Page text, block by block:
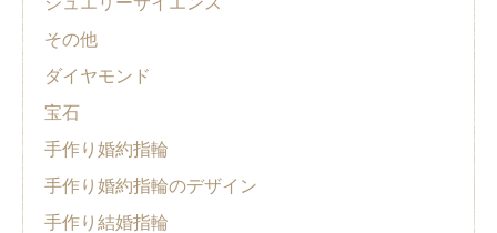
その他
ダイヤモンド
宝石
手作り婚約指輪
手作り婚約指輪のデザイン
手作り結婚指輪